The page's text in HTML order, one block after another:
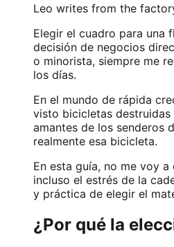
Leo writes from the
Elegir el cuadro para una
decisión de negocios
o minorista, siempre me
los días.
En el mundo de rápida
visto bicicletas destruidas
amantes de los senderos
realmente esa bicicleta.
En esta guía, no me voy
incluso el estrés de la
y práctica de elegir el
¿Por qué la